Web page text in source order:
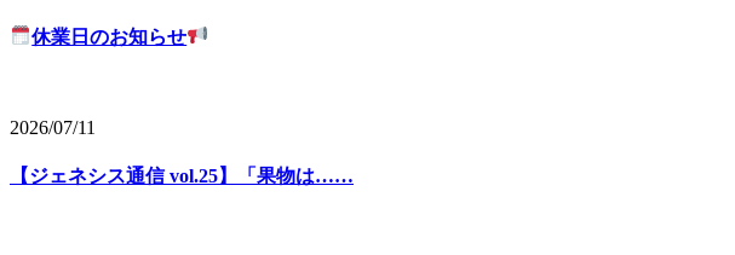
休業日のお知らせ
2026/07/11
【ジェネシス通信 vol.25】「果物は……